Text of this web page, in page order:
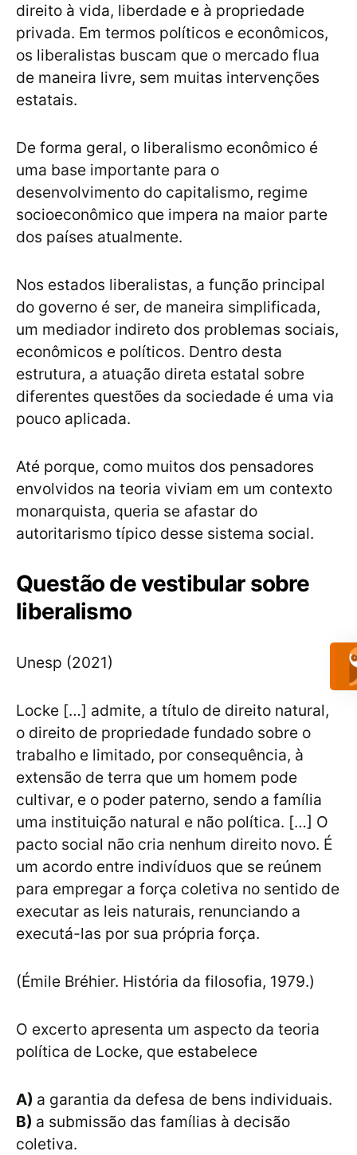
direito à vida, liberdade e à propriedade
privada. Em termos políticos e econômicos,
os liberalistas buscam que o mercado flua
de maneira livre, sem muitas intervenções
estatais.
De forma geral, o liberalismo econômico é
uma base importante para o
desenvolvimento do capitalismo, regime
socioeconômico que impera na maior parte
dos países atualmente.
Nos estados liberalistas, a função principal
do governo é ser, de maneira simplificada,
um mediador indireto dos problemas sociais,
econômicos e políticos. Dentro desta
estrutura, a atuação direta estatal sobre
diferentes questões da sociedade é uma via
pouco aplicada.
Até porque, como muitos dos pensadores
envolvidos na teoria viviam em um contexto
monarquista, queria se afastar do
autoritarismo típico desse sistema social.
Questão de vestibular sobre
liberalismo
Unesp (2021)
Locke […] admite, a título de direito natural,
o direito de propriedade fundado sobre o
trabalho e limitado, por consequência, à
extensão de terra que um homem pode
cultivar, e o poder paterno, sendo a família
uma instituição natural e não política. […] O
pacto social não cria nenhum direito novo. É
um acordo entre indivíduos que se reúnem
para empregar a força coletiva no sentido de
executar as leis naturais, renunciando a
executá-las por sua própria força.
(Émile Bréhier. História da filosofia, 1979.)
O excerto apresenta um aspecto da teoria
política de Locke, que estabelece
A) a garantia da defesa de bens individuais.
B) a submissão das famílias à decisão
coletiva.